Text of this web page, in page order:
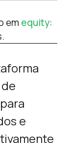
em equity:
e